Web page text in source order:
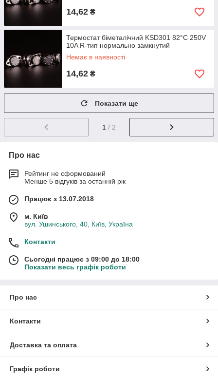
14,62 ₴
Термостат біметалічний KSD301 82°C 250V
10A R-тип нормально замкнутий
Немає в наявності
14,62 ₴
Показати ще
1 / 2
Про нас
Рейтинг не сформований
Менше 5 відгуків за останній рік
Працює з 13.07.2018
м. Київ
вул. Ушинського, 40, Київ, Україна
Контакти
Сьогодні працює з 09:00 до 18:00
Показати весь графік роботи
Про нас
Контакти
Доставка та оплата
Графік роботи